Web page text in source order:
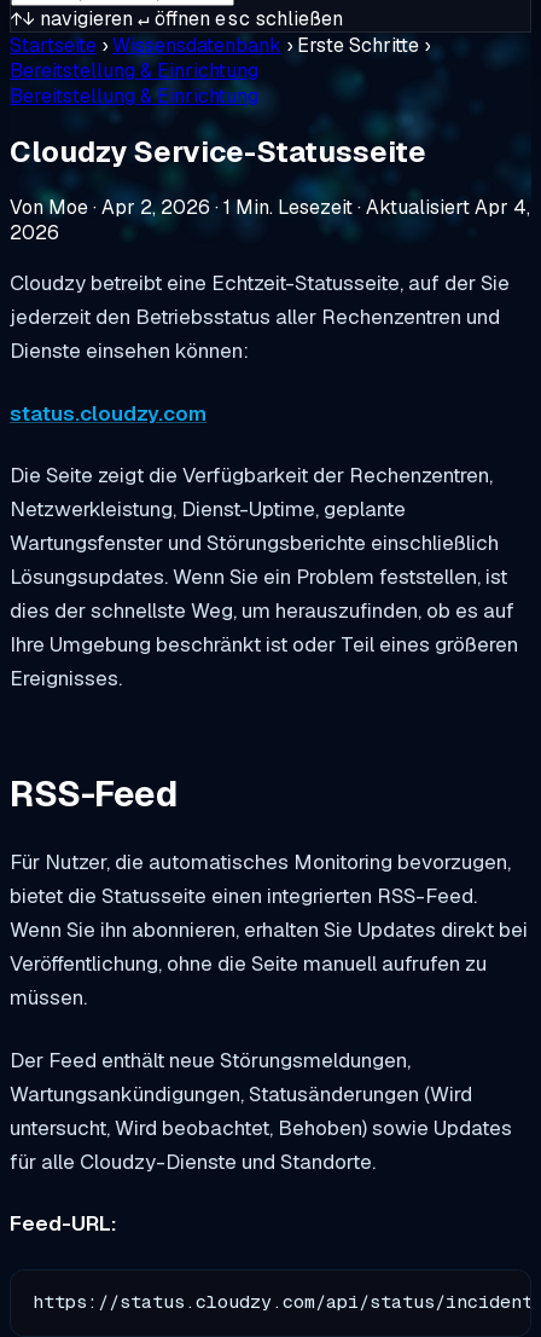
↑↓ navigieren↵öffnenesc schließen
Startseite ›Wissensdatenbank › Erste Schritte ›
Bereitstellung & Einrichtung
Bereitstellung & Einrichtung
Cloudzy Service-Statusseite
Von Moe·Apr 2, 2026 ·1 Min. Lesezeit·Aktualisiert Apr 4,
2026
Cloudzy betreibt eine Echtzeit-Statusseite, auf der Sie
jederzeit den Betriebsstatus aller Rechenzentren und
Dienste einsehen können:
status.cloudzy.com
Die Seite zeigt die Verfügbarkeit der Rechenzentren,
Netzwerkleistung, Dienst-Uptime, geplante
Wartungsfenster und Störungsberichte einschließlich
Lösungsupdates. Wenn Sie ein Problem feststellen, ist
dies der schnellste Weg, um herauszufinden, ob es auf
Ihre Umgebung beschränkt ist oder Teil eines größeren
Ereignisses.
RSS-Feed
Für Nutzer, die automatisches Monitoring bevorzugen,
bietet die Statusseite einen integrierten RSS-Feed.
Wenn Sie ihn abonnieren, erhalten Sie Updates direkt bei
Veröffentlichung, ohne die Seite manuell aufrufen zu
müssen.
Der Feed enthält neue Störungsmeldungen,
Wartungsankündigungen, Statusänderungen (Wird
untersucht, Wird beobachtet, Behoben) sowie Updates
für alle Cloudzy-Dienste und Standorte.
Feed-URL:
https://status.cloudzy.com/api/status/